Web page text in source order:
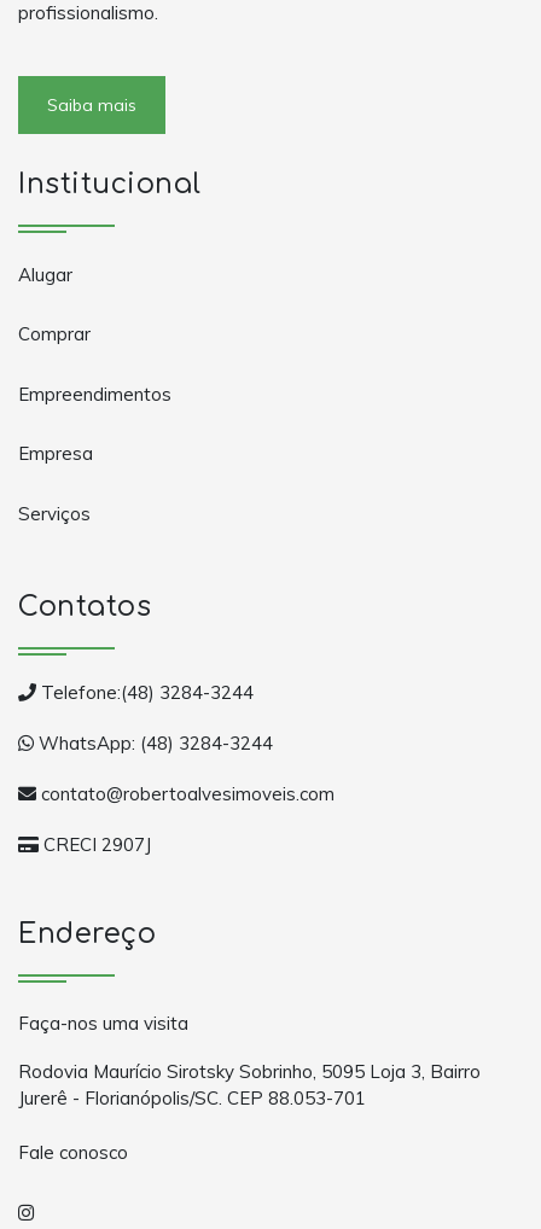
profissionalismo.
Saiba mais
Institucional
Alugar
Comprar
Empreendimentos
Empresa
Serviços
Contatos
Telefone:(48) 3284-3244
WhatsApp: (48) 3284-3244
contato@robertoalvesimoveis.com
CRECI 2907J
Endereço
Faça-nos uma visita
Rodovia Maurício Sirotsky Sobrinho, 5095 Loja 3, Bairro
Jurerê - Florianópolis/SC. CEP 88.053-701
Fale conosco